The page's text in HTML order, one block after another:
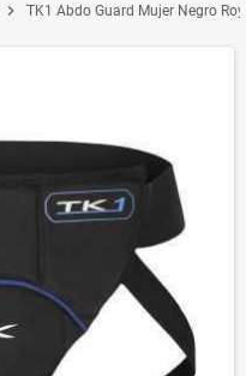
chevron_right TK1 Abdo Guard Mujer Negro